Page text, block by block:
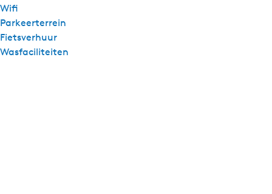
Wifi
Parkeerterrein
Fietsverhuur
Wasfaciliteiten